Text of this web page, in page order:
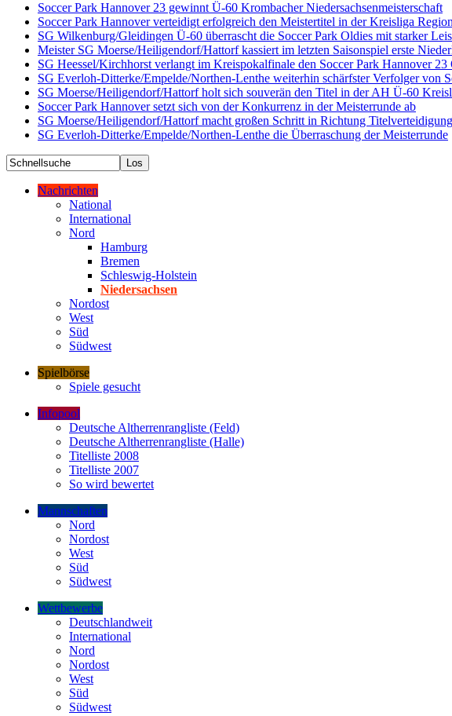
Soccer Park Hannover 23 gewinnt Ü-60 Krombacher Niedersachsenmeisterschaft
Soccer Park Hannover verteidigt erfolgreich den Meistertitel in der Kreisliga
SG Wilkenburg/Gleidingen Ü-60 überrascht die Soccer Park Oldies mit starker
Meister SG Moerse/Heiligendorf/Hattorf kassiert im letzten Saisonspiel erste
SG Heessel/Kirchhorst verlangt im Kreispokalfinale den Soccer Park Hannover 23
SG Everloh-Ditterke/Empelde/Northen-Lenthe weiterhin schärfster Verfolger von
SG Moerse/Heiligendorf/Hattorf holt sich souverän den Titel in der AH Ü-60
Soccer Park Hannover setzt sich von der Konkurrenz in der Meisterrunde ab
SG Moerse/Heiligendorf/Hattorf macht großen Schritt in Richtung Titelverteidigung
SG Everloh-Ditterke/Empelde/Northen-Lenthe die Überraschung der Meisterrunde
Nachrichten
National
International
Nord
Hamburg
Bremen
Schleswig-Holstein
Niedersachsen
Nordost
West
Süd
Südwest
Spielbörse
Spiele gesucht
Infopool
Deutsche Altherrenrangliste (Feld)
Deutsche Altherrenrangliste (Halle)
Titelliste 2008
Titelliste 2007
So wird bewertet
Mannschaften
Nord
Nordost
West
Süd
Südwest
Wettbewerbe
Deutschlandweit
International
Nord
Nordost
West
Süd
Südwest